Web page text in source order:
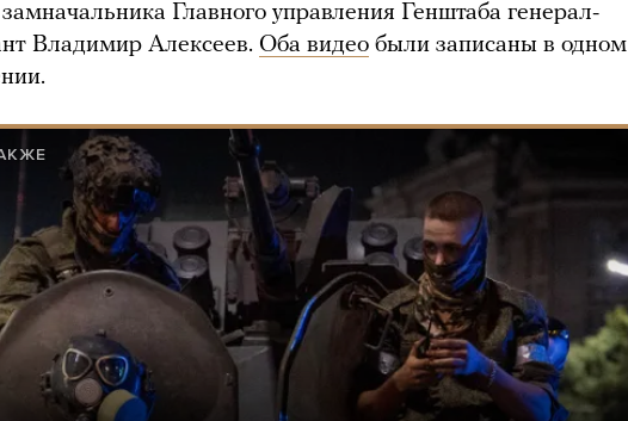
Главного управления Генштаба генерал-
Владимир Алексеев. Оба видео были записаны в одном